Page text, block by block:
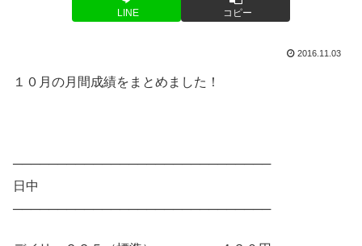
LINE コピー
2016.11.03
１０月の月間成績をまとめました！
─────────────────────────────
日中
─────────────────────────────